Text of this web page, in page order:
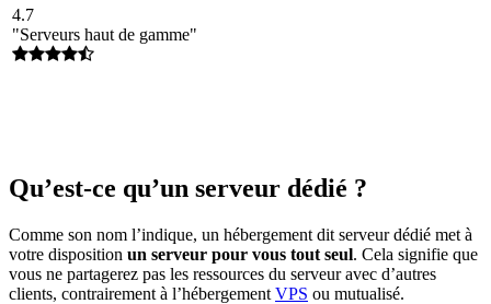
4.7
"Serveurs haut de gamme"
Qu’est-ce qu’un serveur dédié ?
Comme son nom l’indique, un hébergement dit serveur dédié met à
votre disposition un serveur pour vous tout seul. Cela signifie que
vous ne partagerez pas les ressources du serveur avec d’autres
clients, contrairement à l’hébergement VPS ou mutualisé.